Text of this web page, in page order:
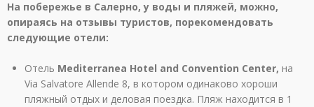
На побережье в Салерно, у воды и пляжей, можно,
опираясь на отзывы туристов, порекомендовать
следующие отели:
Отель Mediterranea Hotel and Convention Center, на
Via Salvatore Allende 8, в котором одинаково хороши
пляжный отдых и деловая поездка. Пляж находится в 1